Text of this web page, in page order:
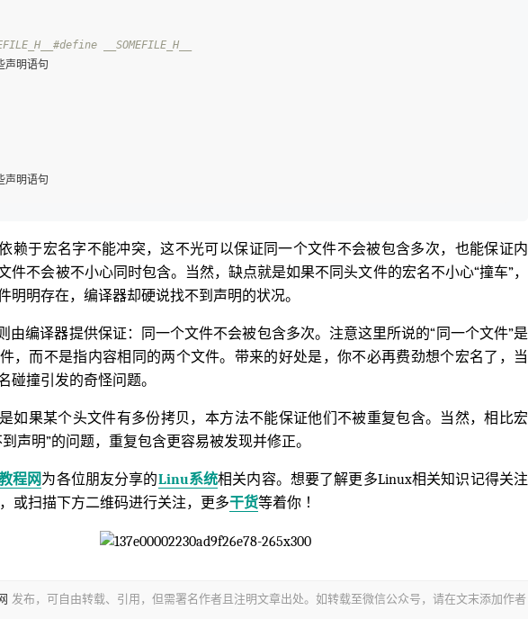
#define __SOMEFILE_H__
赖于宏名字不能冲突，这不光可以保证同一个文件不会被包含多次，也能保证内
件不会被不小心同时包含。当然，缺点就是如果不同头文件的宏名不小心“撞车”，
明明存在，编译器却硬说找不到声明的状况。
由编译器提供保证：同一个文件不会被包含多次。注意这里所说的“同一个文件”是
，而不是指内容相同的两个文件。带来的好处是，你不必再费劲想个宏名了，当
碰撞引发的奇怪问题。
如果某个头文件有多份拷贝，本方法不能保证他们不被重复包含。当然，相比宏
声明”的问题，重复包含更容易被发现并修正。
程网为各位朋友分享的Linu系统相关内容。想要了解更多Linux相关知识记得关注
或扫描下方二维码进行关注，更多干货等着你 ！
发布，可自由转载、引用，但需署名作者且注明文章出处。如转载至微信公众号，请在文末添加作者